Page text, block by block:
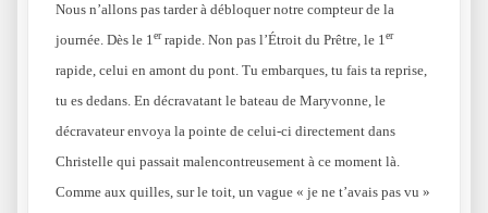
Nous n’allons pas tarder à débloquer notre compteur de la
journée. Dès le 1errapide. Non pas l’Étroit du Prêtre, le 1er
rapide, celui en amont du pont. Tu embarques, tu fais ta reprise,
tu es dedans. En décravatant le bateau de Maryvonne, le
décravateur envoya la pointe de celui-ci directement dans
Christelle qui passait malencontreusement à ce moment là.
Comme aux quilles, sur le toit, un vague « je ne t’avais pas vu »